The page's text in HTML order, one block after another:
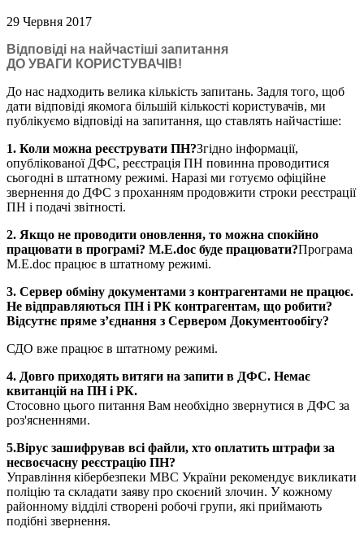
29 Червня 2017
Відповіді на найчастіші запитання
ДО УВАГИ КОРИСТУВАЧІВ!
До нас надходить велика кількість запитань. Задля того, щоб
дати відповіді якомога більшій кількості користувачів, ми
публікуємо відповіді на запитання, що ставлять найчастіше:
1. Коли можна реєструвати ПН?Згідно інформації,
опублікованої ДФС, реєстрація ПН повинна проводитися
сьогодні в штатному режимі. Наразі ми готуємо офіційне
звернення до ДФС з проханням продовжити строки реєстрації
ПН і подачі звітності.
2. Якщо не проводити оновлення, то можна спокійно
працювати в програмі? M.E.doc буде працювати?Програма
M.E.doc працює в штатному режимі.
3. Сервер обміну документами з контрагентами не працює.
Не відправляються ПН і РК контрагентам, що робити?
Відсутнє пряме з’єднання з Сервером Документообігу?
СДО вже працює в штатному режимі.
4. Довго приходять витяги на запити в ДФС. Немає
квитанцій на ПН і РК.
Стосовно цього питання Вам необхідно звернутися в ДФС за
роз'ясненнями.
5.Вірус зашифрував всі файли, хто оплатить штрафи за
несвоєчасну реєстрацію ПН?
Управління кібербезпеки МВС України рекомендує викликати
поліцію та складати заяву про скоєний злочин. У кожному
районному відділі створені робочі групи, які приймають
подібні звернення.